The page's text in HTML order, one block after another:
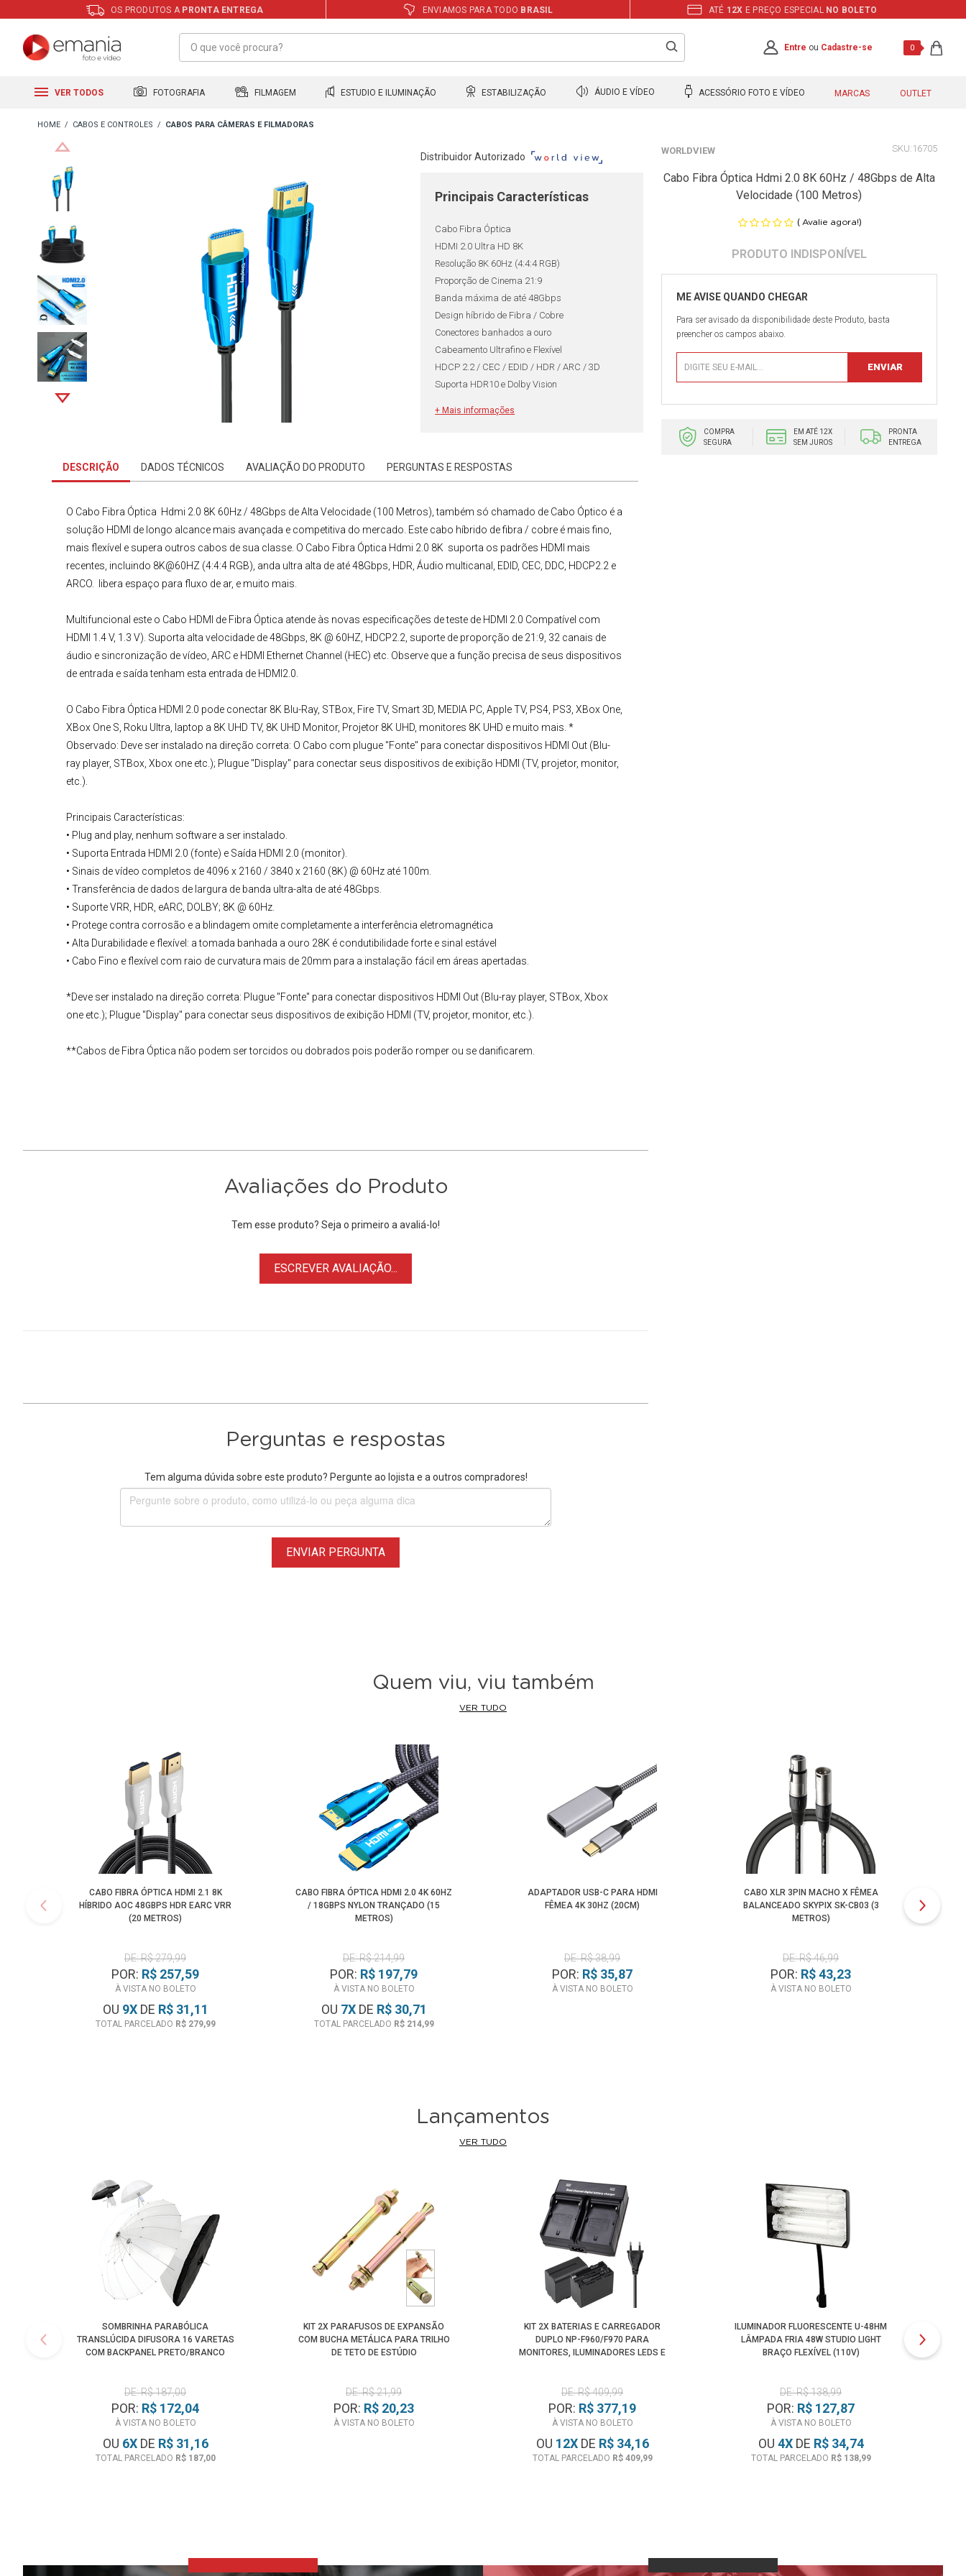
OS PRODUTOS A PRONTA ENTREGA ENVIAMOS PARA TODO BRASIL ATÉ 12X E PREÇO ESPECIAL NO BOLETO
Entre ou Cadastre-se 0
VER TODOS FOTOGRAFIA FILMAGEM ESTUDIO E ILUMINAÇÃO ESTABILIZAÇÃO ÁUDIO E VÍDEO ACESSÓRIO FOTO E VÍDEO MARCAS OUTLET
CABOS E CONTROLES CABOS PARA CÂMERAS E FILMADORAS
Distribuidor Autorizado
Principais Características
Cabo Fibra Óptica
HDMI 2.0 Ultra HD 8K
Resolução 8K 60Hz (4:4:4 RGB)
Proporção de Cinema 21:9
Banda máxima de até 48Gbps
Design híbrido de Fibra / Cobre
Conectores banhados a ouro
Cabeamento Ultrafino e Flexível
HDCP 2.2 / CEC / EDID / HDR / ARC / 3D
Suporta HDR10 e Dolby Vision
+ Mais informações
WORLDVIEW 16705
Cabo Fibra Óptica Hdmi 2.0 8K 60Hz / 48Gbps de Alta
Velocidade (100 Metros)
( Avalie agora!)
Para ser avisado da disponibilidade deste Produto, basta
preencher os campos abaixo.
COMPRA
SEGURA
EM ATÉ 12X
SEM JUROS
PRONTA
ENTREGA
DESCRIÇÃO DADOS TÉCNICOS AVALIAÇÃO DO PRODUTO PERGUNTAS E RESPOSTAS
O Cabo Fibra Óptica Hdmi 2.0 8K 60Hz / 48Gbps de Alta Velocidade (100 Metros) , também só chamado de Cabo Óptico é a
solução HDMI de longo alcance mais avançada e competitiva do mercado. Este cabo híbrido de fibra / cobre é mais fino,
mais flexível e supera outros cabos de sua classe. O Cabo Fibra Óptica Hdmi 2.0 8K suporta os padrões HDMI mais
recentes, incluindo 8K@60HZ (4:4:4 RGB), anda ultra alta de até 48Gbps, HDR, Áudio multicanal, EDID, CEC, DDC, HDCP2.2 e
ARCO. libera espaço para fluxo de ar, e muito mais.
Multifuncional este o Cabo HDMI de Fibra Óptica atende às novas especificações de teste de HDMI 2.0 Compatível com
HDMI 1.4 V, 1.3 V). Suporta alta velocidade de 48Gbps, 8K @ 60HZ, HDCP2.2, suporte de proporção de 21:9, 32 canais de
áudio e sincronização de vídeo, ARC e HDMI Ethernet Channel (HEC) etc. Observe que a função precisa de seus dispositivos
de entrada e saída tenham esta entrada de HDMI2.0.
O Cabo Fibra Óptica HDMI 2.0 pode conectar 8K Blu-Ray, STBox, Fire TV, Smart 3D, MEDIA PC, Apple TV, PS4, PS3, XBox One,
XBox One S, Roku Ultra, laptop a 8K UHD TV, 8K UHD Monitor, Projetor 8K UHD, monitores 8K UHD e muito mais. *
Observado: Deve ser instalado na direção correta: O Cabo com plugue "Fonte" para conectar dispositivos HDMI Out (Blu-
ray player, STBox, Xbox one etc.); Plugue "Display" para conectar seus dispositivos de exibição HDMI (TV, projetor, monitor,
etc.).
Principais Características:
• Plug and play, nenhum software a ser instalado.
• Suporta Entrada HDMI 2.0 (fonte) e Saída HDMI 2.0 (monitor).
• Sinais de vídeo completos de 4096 x 2160 / 3840 x 2160 (8K) @ 60Hz até 100m.
• Transferência de dados de largura de banda ultra-alta de até 48Gbps.
• Suporte VRR, HDR, eARC, DOLBY; 8K @ 60Hz.
• Protege contra corrosão e a blindagem omite completamente a interferência eletromagnética
• Alta Durabilidade e flexível: a tomada banhada a ouro 28K é condutibilidade forte e sinal estável
• Cabo Fino e flexível com raio de curvatura mais de 20mm para a instalação fácil em áreas apertadas.
*Deve ser instalado na direção correta: Plugue "Fonte" para conectar dispositivos HDMI Out (Blu-ray player, STBox, Xbox
one etc.); Plugue "Display" para conectar seus dispositivos de exibição HDMI (TV, projetor, monitor, etc.).
**Cabos de Fibra Óptica não podem ser torcidos ou dobrados pois poderão romper ou se danificarem.
Avaliações do Produto
Tem esse produto? Seja o primeiro a avaliá-lo!
ESCREVER AVALIAÇÃO...
Perguntas e respostas
Tem alguma dúvida sobre este produto? Pergunte ao lojista e a outros compradores!
ENVIAR PERGUNTA
Quem viu, viu também
VER TUDO
CABO FIBRA ÓPTICA HDMI 2.1 8K
HÍBRIDO AOC 48GBPS HDR EARC VRR
(20 METROS)
DE: R$ 279,99
POR: R$ 257,59
À VISTA NO BOLETO
OU 9XDE R$ 31,11
TOTAL PARCELADO R$ 279,99
CABO FIBRA ÓPTICA HDMI 2.0 4K 60HZ
/ 18GBPS NYLON TRANÇADO (15
METROS)
DE: R$ 214,99
POR: R$ 197,79
À VISTA NO BOLETO
OU 7XDE R$ 30,71
TOTAL PARCELADO R$ 214,99
ADAPTADOR USB-C PARA HDMI
FÊMEA 4K 30HZ (20CM)
DE: R$ 38,99
POR: R$ 35,87
À VISTA NO BOLETO
CABO XLR 3PIN MACHO X FÊMEA
BALANCEADO SKYPIX SK-CB03 (3
METROS)
DE: R$ 46,99
POR: R$ 43,23
À VISTA NO BOLETO
Lançamentos
VER TUDO
SOMBRINHA PARABÓLICA
TRANSLÚCIDA DIFUSORA 16 VARETAS
COM BACKPANEL PRETO/BRANCO
DE: R$ 187,00
POR: R$ 172,04
À VISTA NO BOLETO
OU 6XDE R$ 31,16
TOTAL PARCELADO R$ 187,00
KIT 2X PARAFUSOS DE EXPANSÃO
COM BUCHA METÁLICA PARA TRILHO
DE TETO DE ESTÚDIO
DE: R$ 21,99
POR: R$ 20,23
À VISTA NO BOLETO
KIT 2X BATERIAS E CARREGADOR
DUPLO NP-F960/F970 PARA
MONITORES, ILUMINADORES LEDS E
DE: R$ 409,99
POR: R$ 377,19
À VISTA NO BOLETO
OU 12XDE R$ 34,16
TOTAL PARCELADO R$ 409,99
ILUMINADOR FLUORESCENTE U-48HM
LÂMPADA FRIA 48W STUDIO LIGHT
BRAÇO FLEXÍVEL (110V)
DE: R$ 138,99
POR: R$ 127,87
À VISTA NO BOLETO
OU 4XDE R$ 34,74
TOTAL PARCELADO R$ 138,99